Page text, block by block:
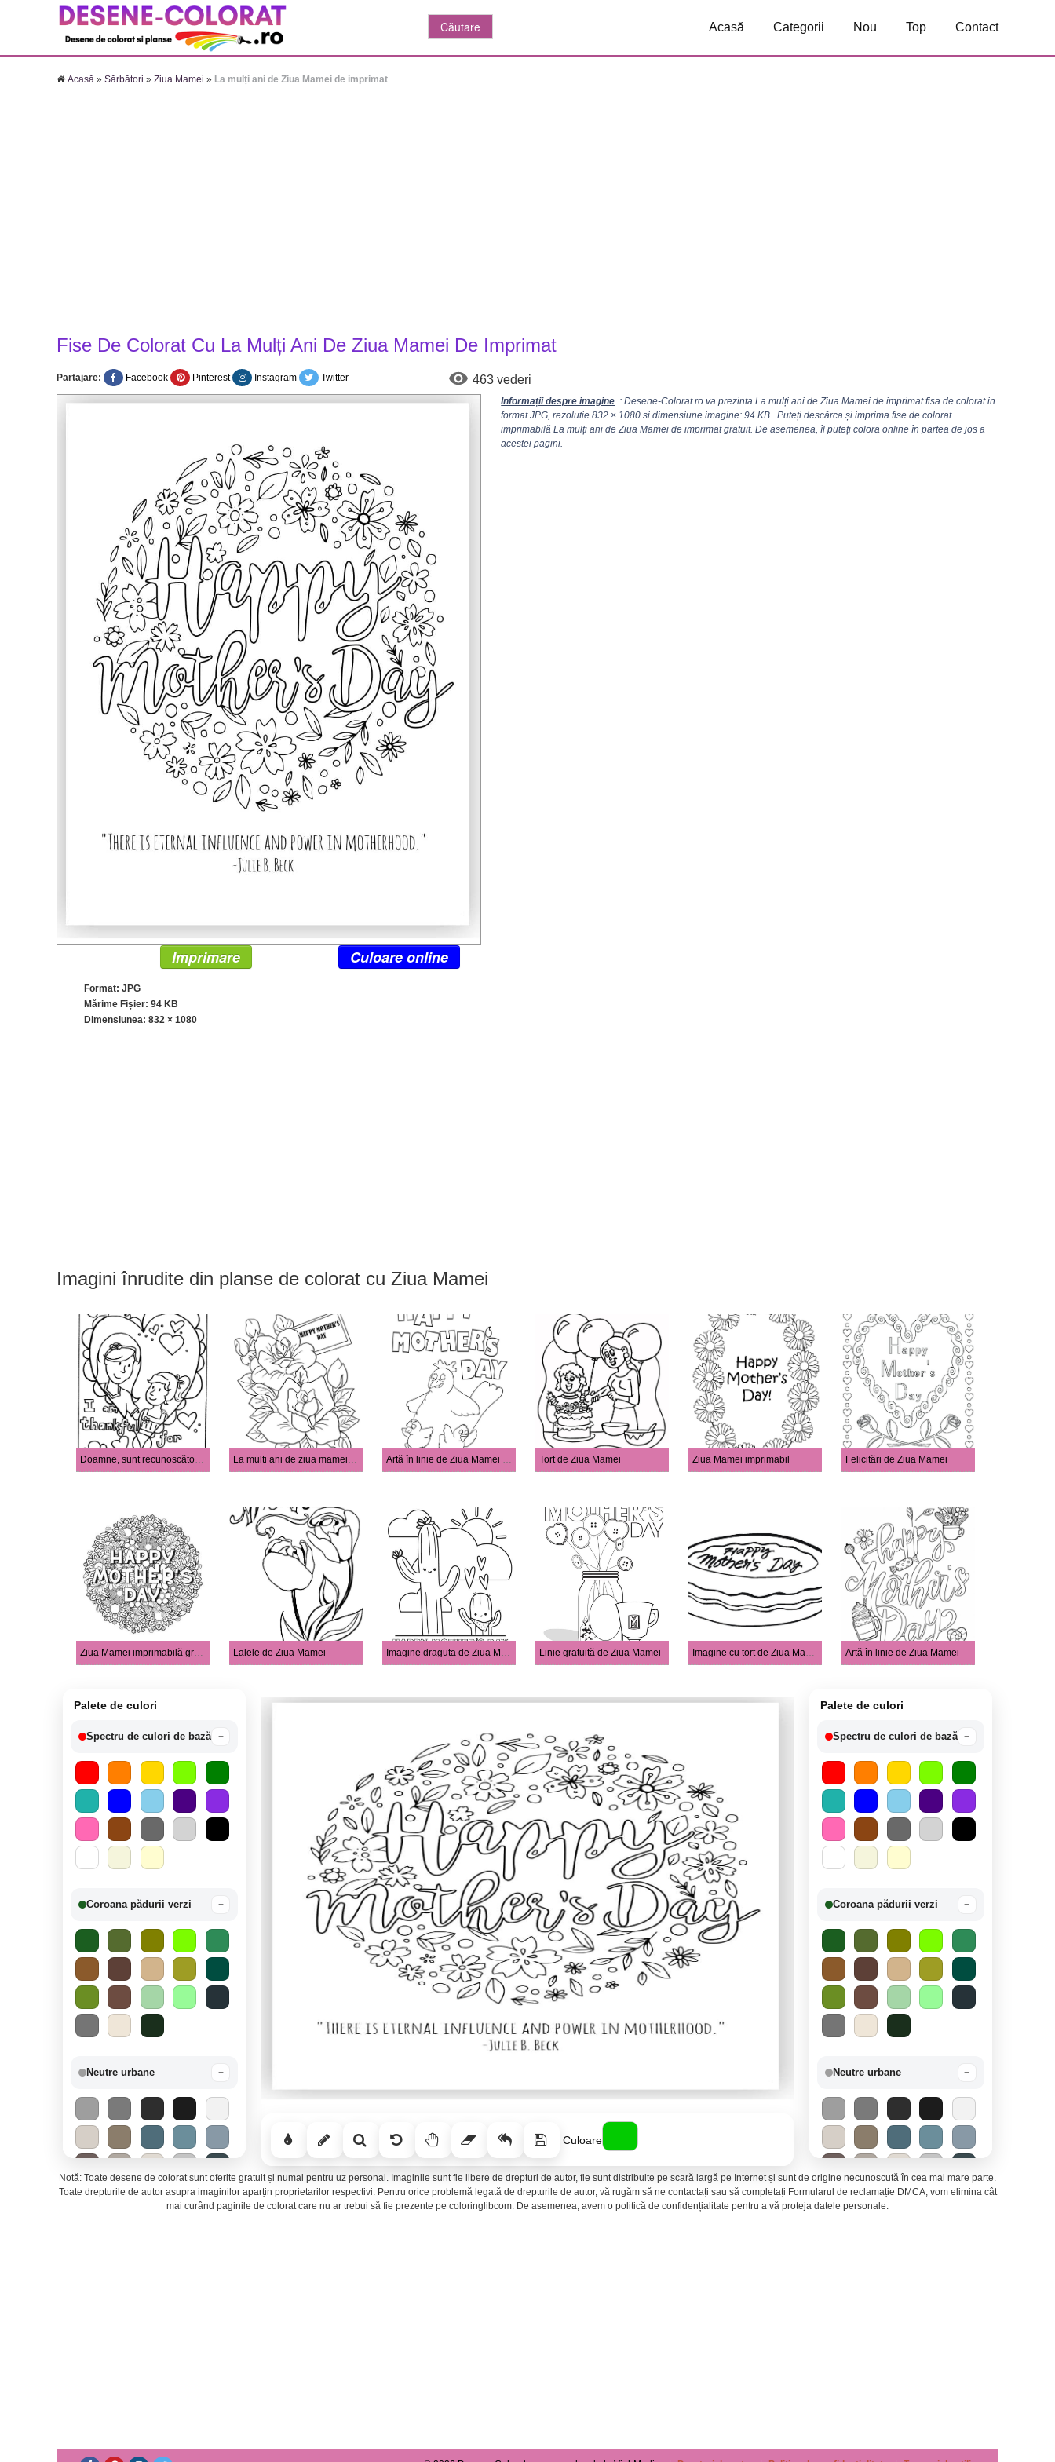
Acasă Categorii Nou Top Contact
Acasă » Sărbători » Ziua Mamei » La mulți ani de Ziua Mamei de imprimat
Fise De Colorat Cu La Mulți Ani De Ziua Mamei De Imprimat
Partajare: Facebook Pinterest Instagram Twitter 463 vederi
Informații despre imagine : Desene-Colorat.ro va prezinta La mulți ani de Ziua Mamei de imprimat fisa de colorat in
format JPG, rezolutie832 × 1080 si dimensiune imagine: 94 KB . Puteți descărca și imprima fise de colorat
imprimabilă La mulți ani de Ziua Mamei de imprimat gratuit. De asemenea, îl puteți colora online în partea de jos a
acestei pagini.
Imprimare Culoare online
Format: JPG
Mărime Fișier: 94 KB
Dimensiunea: 832 × 1080
Imagini înrudite din planse de colorat cu Ziua Mamei
Doamne, sunt recunoscător pentru mami La multi ani de ziua mamei cu flori Artă în linie de Ziua Mamei pentru copii Tort de Ziua Mamei Ziua Mamei imprimabil Felicitări de Ziua Mamei
Ziua Mamei imprimabilă gratuit Lalele de Ziua Mamei Imagine draguta de Ziua Mamei Linie gratuită de Ziua Mamei Imagine cu tort de Ziua Mamei Artă în linie de Ziua Mamei
Palete de culori
Spectru de culori de bază −
Coroana pădurii verzi −
Neutre urbane −
Culoare
Palete de culori
Spectru de culori de bază −
Coroana pădurii verzi −
Neutre urbane −
Notă: Toate desene de colorat sunt oferite gratuit și numai pentru uz personal. Imaginile sunt fie libere de drepturi de autor, fie sunt distribuite pe scară largă pe Internet și sunt de origine necunoscută în cea mai mare parte.
Toate drepturile de autor asupra imaginilor aparțin proprietarilor respectivi. Pentru orice problemă legată de drepturile de autor, vă rugăm să ne contactați sau să completați Formularul de reclamație DMCA, vom elimina cât
mai curând paginile de colorat care nu ar trebui să fie prezente pe coloringlibcom. De asemenea, avem o politică de confidențialitate pentru a vă proteja datele personale.